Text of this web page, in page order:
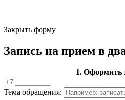
Закрыть форму
Запись на прием в
1. Оформить
Тема обращения: